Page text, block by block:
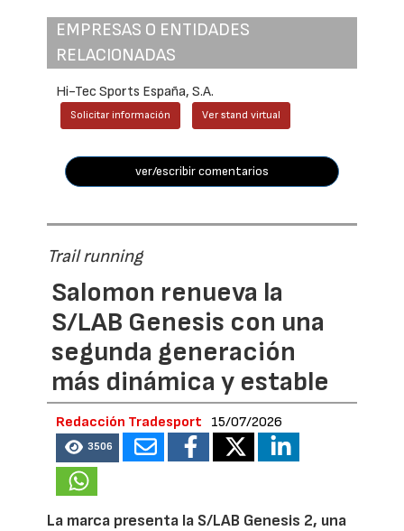
EMPRESAS O ENTIDADES
RELACIONADAS
Hi-Tec Sports España, S.A.
Solicitar información Ver stand virtual
ver/escribir comentarios
Trail running
Salomon renueva la
S/LAB Genesis con una
segunda generación
más dinámica y estable
Redacción Tradesport 15/07/2026
3506
La marca presenta la S/LAB Genesis 2, una